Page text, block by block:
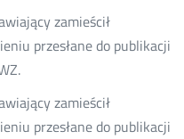
zamieścił
przesłane do publikacji
zamieścił
przesłane do publikacji